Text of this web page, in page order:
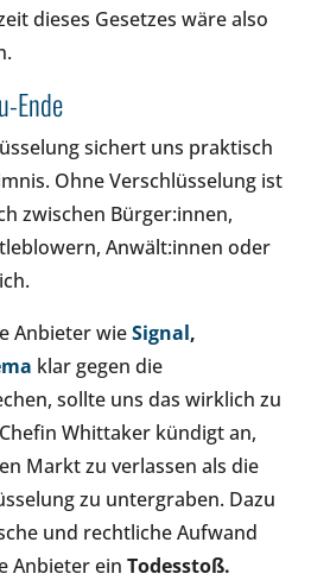
dieses Gesetzes wäre also
Ende
sichert uns praktisch
Ohne Verschlüsselung ist
zwischen Bürger:innen,
Anwält:innen oder
Anbieter wieSignal,
klar gegen die
sollte uns das wirklich zu
Whittaker kündigt an,
Markt zu verlassen als die
zu untergraben. Dazu
und rechtliche Aufwand
Anbieter ein Todesstoß.